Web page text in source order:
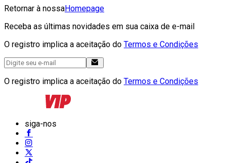
Retornar à nossaHomepage
Receba as últimas novidades em sua caixa de e-mail
O registro implica a aceitação do Termos e Condições
O registro implica a aceitação do Termos e Condições
siga-nos